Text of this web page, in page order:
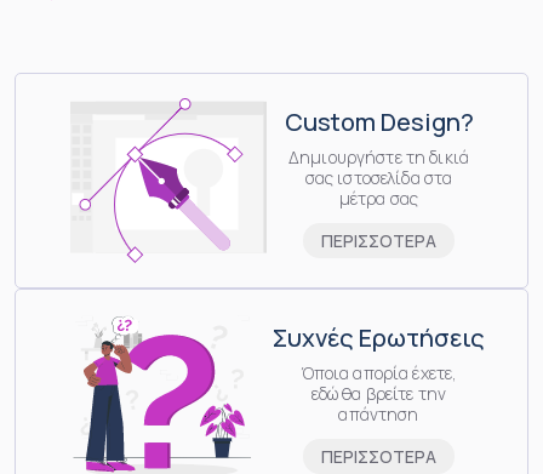
Custom Design?
Δημιουργήστε τη δικιά
σας ιστοσελίδα στα
μέτρα σας
ΠΕΡΙΣΣΟΤΕΡΑ
Συχνές Ερωτήσεις
Όποια απορία έχετε,
εδώ θα βρείτε την
απάντηση
ΠΕΡΙΣΣΟΤΕΡΑ